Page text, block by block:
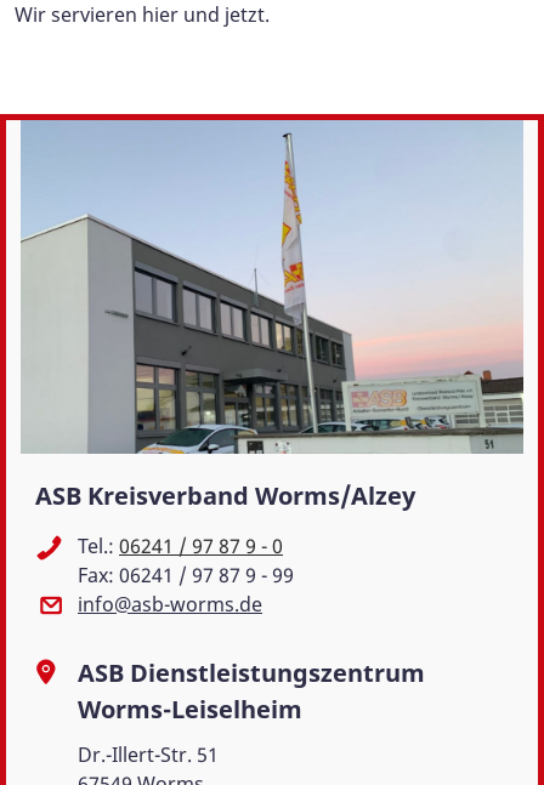
Wir servieren hier und jetzt.
ASB Kreisverband Worms/Alzey
Tel.: 06241 / 97 87 9 - 0
Fax: 06241 / 97 87 9 - 99
info@asb-worms.de
ASB Dienstleistungszentrum
Worms-Leiselheim
Dr.-Illert-Str. 51